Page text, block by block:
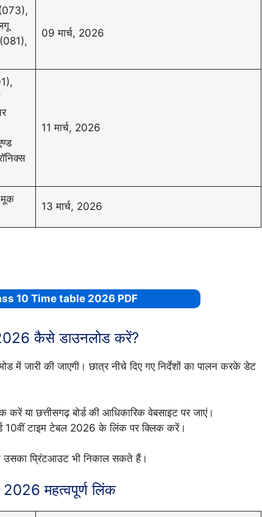
(073),
09 मार्च, 2026
11 मार्च, 2026
मूक
13 मार्च, 2026
10 Time table 2026 PDF
2026 कैसे डाउनलोड करें?
में जारी की जाएगी। छात्र नीचे दिए गए निर्देशों का पालन करके डेट
या छत्तीसगढ़ बोर्ड की आधिकारिक वेबसाइट पर जाएं।
10वीं टाइम टेबल 2026 के लिंक पर क्लिक करें।
उसका प्रिंटआउट भी निकाल सकते हैं।
2026 महत्वपूर्ण लिंक